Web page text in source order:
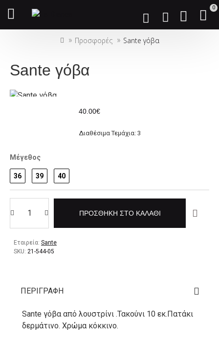
Αυτός
ο
ένα
σύστημα
προσβασιμότητας.
0
Προσφορές Sante γόβα
Sante γόβα
Εταιρεία: Sante
SKU: 21-544-05
40.00€
Διαθέσιμα Τεμάχια: 3
Μέγεθος
36 39 40
ΠΡΟΣΘΉΚΗ ΣΤΟ ΚΑΛΆΘΙ
ΠΕΡΙΓΡΑΦΉ
Sante γόβα από λουστρίνι .Τακούνι 10 εκ.Πατάκι
δερμάτινο. Χρώμα κόκκινο.